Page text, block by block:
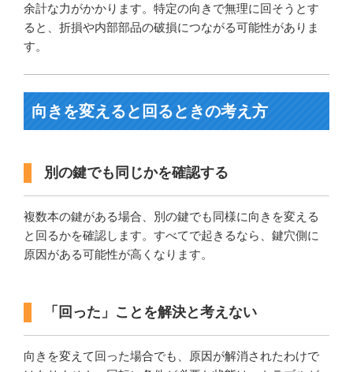
余計な力がかかります。特定の向きで無理に回そうとす
ると、折損や内部部品の破損につながる可能性がありま
す。
向きを変えると回るときの考え方
別の鍵でも同じかを確認する
複数本の鍵がある場合、別の鍵でも同様に向きを変える
と回るかを確認します。すべてで起きるなら、鍵穴側に
原因がある可能性が高くなります。
「回った」ことを解決と考えない
向きを変えて回った場合でも、原因が解消されたわけで